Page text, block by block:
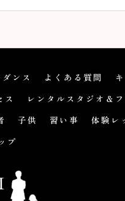
ンス よくある質問
ス
レンタルスタジオ＆
子供 習い事
体験レ
プ